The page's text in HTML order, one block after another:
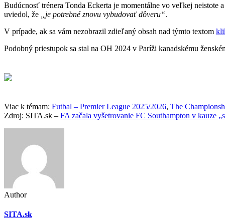
Budúcnosť trénera Tonda Eckerta je momentálne vo veľkej
uviedol, že
„je potrebné znovu vybudovať dôveru“.
V prípade, ak sa vám nezobrazil zdieľaný obsah nad týmto textom
Podobný priestupok sa stal na OH 2024 v Paríži kanadskému
Viac k témam: Futbal – Premier League 2025/2026, The
Zdroj: SITA.sk – FA začala vyšetrovanie FC Southampton v kauze
Author
SITA.sk